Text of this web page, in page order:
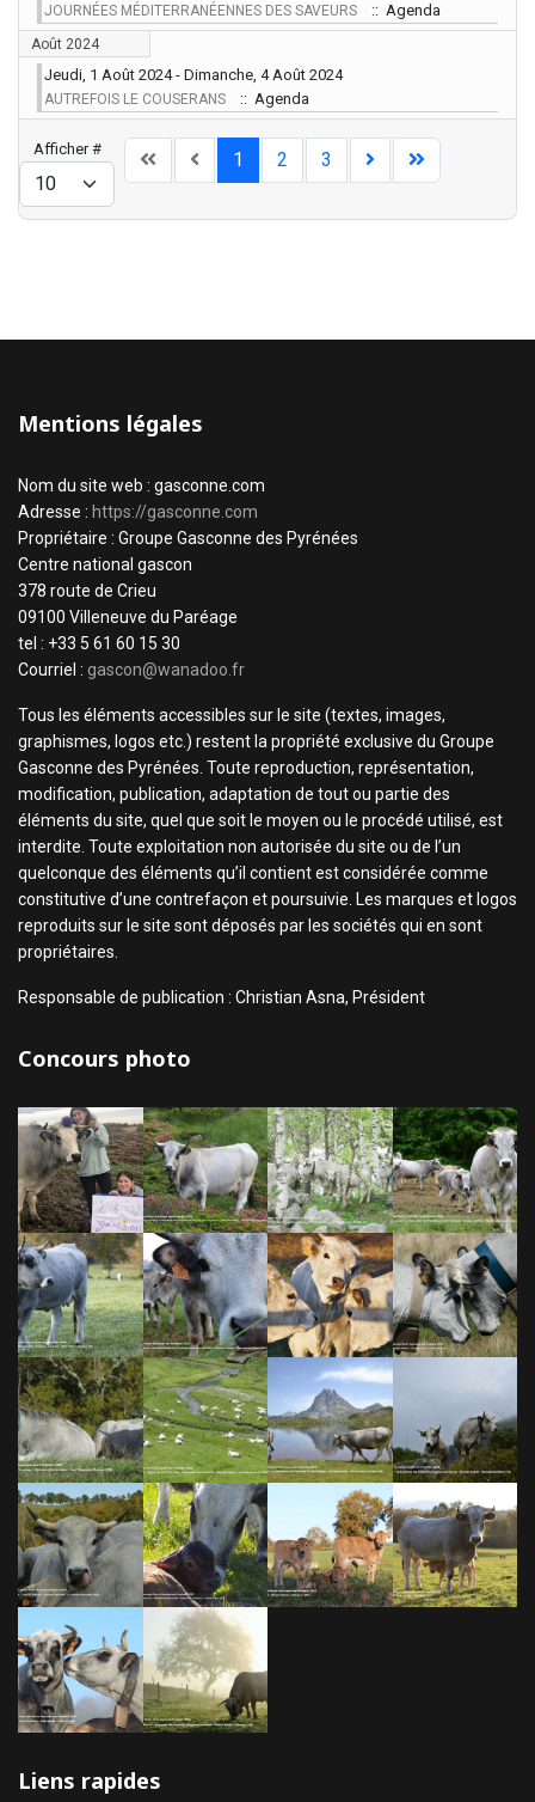
JOURNÉES MÉDITERRANÉENNES DES SAVEURS :: Agenda
Août 2024
Jeudi, 1 Août 2024 - Dimanche, 4 Août 2024
AUTREFOIS LE COUSERANS :: Agenda
Limite de la pagination
Afficher # 1 2 3
Mentions légales
Nom du site web : gasconne.com
Adresse : https://gasconne.com
Propriétaire : Groupe Gasconne des Pyrénées
Centre national gascon
378 route de Crieu
09100 Villeneuve du Paréage
tel : +33 5 61 60 15 30
Courriel : gascon@wanadoo.fr
Tous les éléments accessibles sur le site (textes, images,
graphismes, logos etc.) restent la propriété exclusive du Groupe
Gasconne des Pyrénées. Toute reproduction, représentation,
modification, publication, adaptation de tout ou partie des
éléments du site, quel que soit le moyen ou le procédé utilisé, est
interdite. Toute exploitation non autorisée du site ou de l’un
quelconque des éléments qu’il contient est considérée comme
constitutive d’une contrefaçon et poursuivie. Les marques et logos
reproduits sur le site sont déposés par les sociétés qui en sont
propriétaires.
Responsable de publication : Christian Asna, Président
Concours photo
Liens rapides